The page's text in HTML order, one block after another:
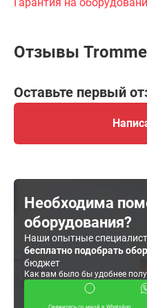
Отзывы
Оставьте первый
Необходима
оборудования?
Наши опытные
бесплатно подобрать
бюджет
Как вам было бы удобнее
Свяжитесь со мной в WhatsApp